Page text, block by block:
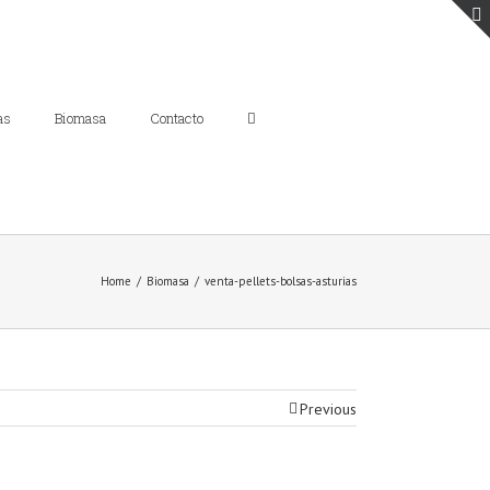
Biomasa Contacto
Home / Biomasa / venta-pellets-bolsas-asturias
Previous